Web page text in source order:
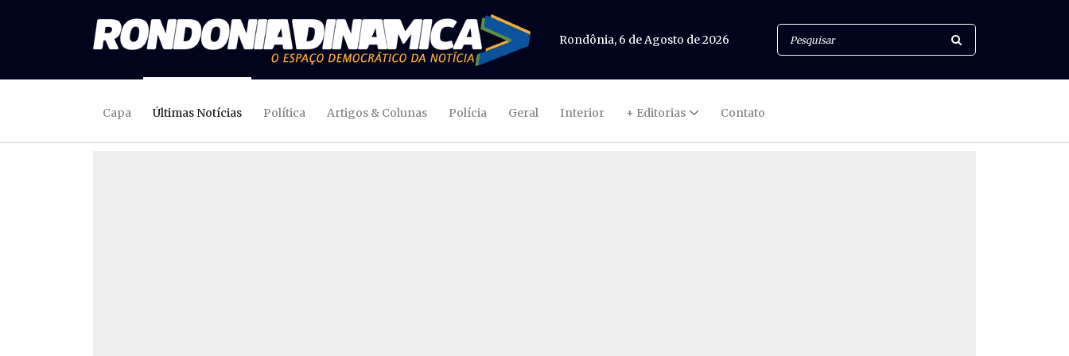
Rondônia, 6 de Agosto de 2026
Capa Últimas Notícias Política Artigos & Colunas Polícia Geral Interior + Editorias Contato